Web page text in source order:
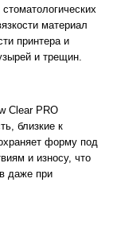
материал
принтера и
и трещин.
Clear PRO
близкие к
форму под
и износу, что
даже при